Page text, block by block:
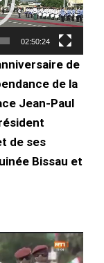
02:50:24
de
de la
Jean-Paul
de ses
Bissau et